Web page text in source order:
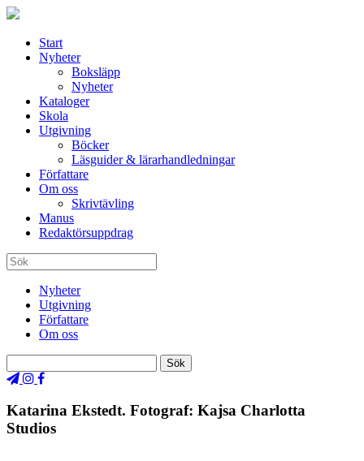
Start
Nyheter
Boksläpp
Nyheter
Kataloger
Skola
Utgivning
Böcker
Läsguider & lärarhandledningar
Författare
Om oss
Skrivtävling
Manus
Redaktörsuppdrag
Nyheter
Utgivning
Författare
Om oss
Katarina Ekstedt. Fotograf: Kajsa Charlotta
Studios